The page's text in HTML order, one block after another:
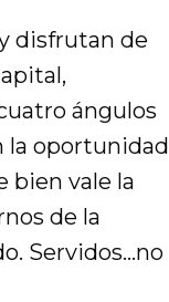
disfrutan de
ángulos
la oportunidad
bien vale la
de la
Servidos…no